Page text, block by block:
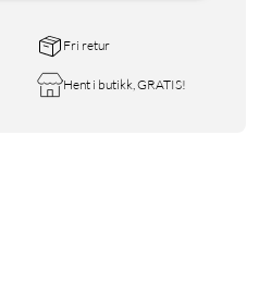
Fri retur
Hent i butikk, GRATIS!